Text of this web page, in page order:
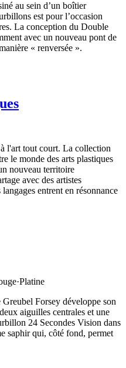
au sein d’un boîtier
est pour l’occasion
La conception du Double
avec un nouveau pont de
« renversée ».
l'art tout court. La collection
le monde des arts plastiques
nouveau territoire
avec des artistes
entrent en résonnance
·Platine
Forsey développe son
aiguilles centrales et une
24 Secondes Vision dans
saphir qui, côté fond, permet